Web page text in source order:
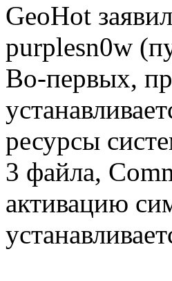
GeoHot
purplesn0w
Во-первых,
ресурсы
3 файла,
активацию